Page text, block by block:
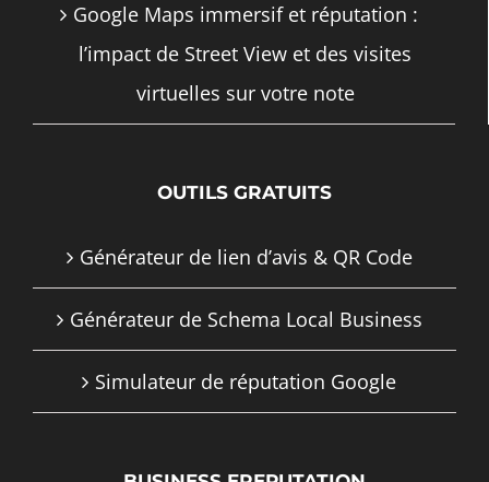
Google Maps immersif et réputation :
l’impact de Street View et des visites
virtuelles sur votre note
OUTILS GRATUITS
Générateur de lien d’avis & QR Code
Générateur de Schema Local Business
Simulateur de réputation Google